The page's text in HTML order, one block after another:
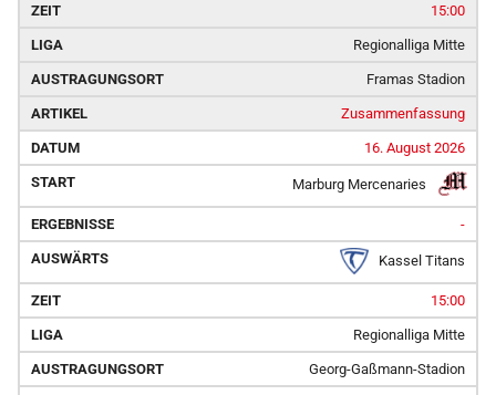
15:00
Regionalliga Mitte
Framas Stadion
Zusammenfassung
16. August 2026
Marburg Mercenaries
-
Kassel Titans
15:00
Regionalliga Mitte
Georg-Gaßmann-Stadion